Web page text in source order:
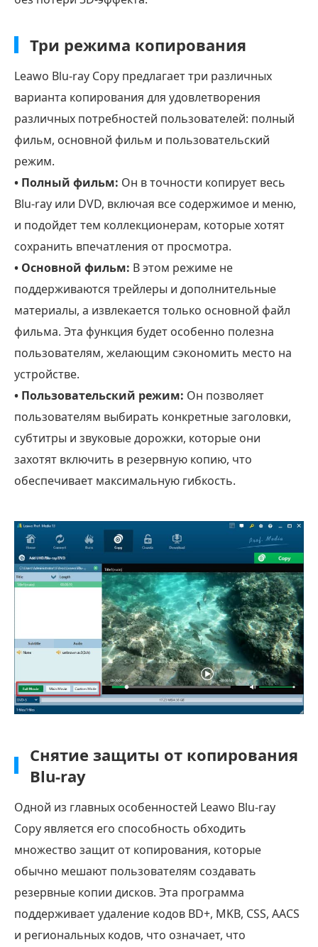
Три режима копирования
Leawo Blu-ray Copy предлагает три различных
варианта копирования для удовлетворения
различных потребностей пользователей: полный
фильм, основной фильм и пользовательский
режим.
• Полный фильм: Он в точности копирует весь
Blu-ray или DVD, включая все содержимое и меню,
и подойдет тем коллекционерам, которые хотят
сохранить впечатления от просмотра.
• Основной фильм: В этом режиме не
поддерживаются трейлеры и дополнительные
материалы, а извлекается только основной файл
фильма. Эта функция будет особенно полезна
пользователям, желающим сэкономить место на
устройстве.
• Пользовательский режим: Он позволяет
пользователям выбирать конкретные заголовки,
субтитры и звуковые дорожки, которые они
захотят включить в резервную копию, что
обеспечивает максимальную гибкость.
Снятие защиты от копирования
Blu-ray
Одной из главных особенностей Leawo Blu-ray
Copy является его способность обходить
множество защит от копирования, которые
обычно мешают пользователям создавать
резервные копии дисков. Эта программа
поддерживает удаление кодов BD+, MKB, CSS, AACS
и региональных кодов, что означает, что